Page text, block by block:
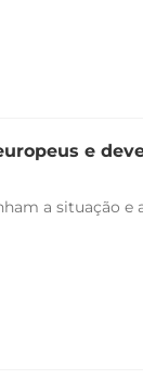
e
a situação e